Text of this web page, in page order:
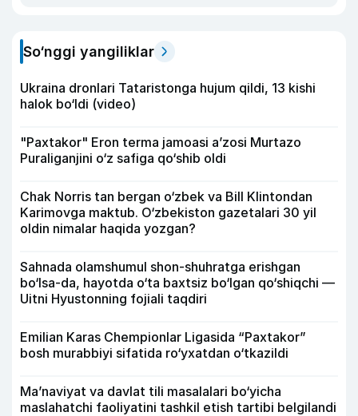
So‘nggi yangiliklar
Ukraina dronlari Tataristonga hujum qildi, 13 kishi
halok bo‘ldi (video)
"Paxtakor" Eron terma jamoasi a’zosi Murtazo
Puraliganjini o‘z safiga qo‘shib oldi
Chak Norris tan bergan o‘zbek va Bill Klintondan
Karimovga maktub. O‘zbekiston gazetalari 30 yil
oldin nimalar haqida yozgan?
Sahnada olamshumul shon-shuhratga erishgan
bo‘lsa-da, hayotda o‘ta baxtsiz bo‘lgan qo‘shiqchi —
Uitni Hyustonning fojiali taqdiri
Emilian Karas Chempionlar Ligasida “Paxtakor”
bosh murabbiyi sifatida ro‘yxatdan o‘tkazildi
Ma’naviyat va davlat tili masalalari bo‘yicha
maslahatchi faoliyatini tashkil etish tartibi belgilandi